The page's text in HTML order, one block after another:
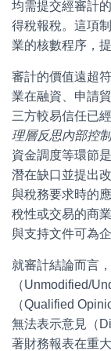
均需提交經審計
得稅報稅。這項
業的核數程序，
審計的價值遠超
業在融資、申請
三方較易信任已
理層反思內部控制
資金調度等環節
潛在缺口並提出
與稅務要求時的
稅性或交易的商
與支持文件可為
就審計結論而言
（Unmodified/
（Qualified
無法表示意見（
著財務報表在重